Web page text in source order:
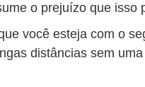
o prejuízo que isso
você esteja com o
distâncias sem